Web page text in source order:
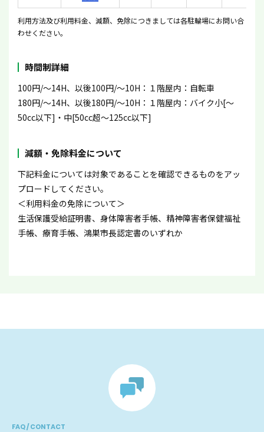
利用方法及び利用料金、減額、免除につきましては各駐輪場にお問い合
わせください。
時間制詳細
100円/〜14H、以後100円/〜10H：１階屋内：自転車
180円/〜14H、以後180円/〜10H：１階屋内：バイク小[〜
50cc以下]・中[50cc超〜125cc以下]
減額・免除料金について
下記料金については対象であることを確認できるものをアッ
プロードしてください。
＜利用料金の免除について＞
生活保護受給証明書、身体障害者手帳、精神障害者保健福祉
手帳、療育手帳、鴻巣市長認定書のいずれか
FAQ / CONTACT